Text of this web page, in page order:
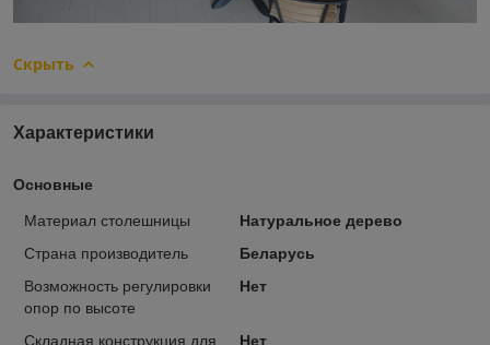
Скрыть
Характеристики
Основные
Материал столешницы
Натуральное дерево
Страна производитель
Беларусь
Возможность регулировки
опор по высоте
Нет
Складная конструкция для Нет